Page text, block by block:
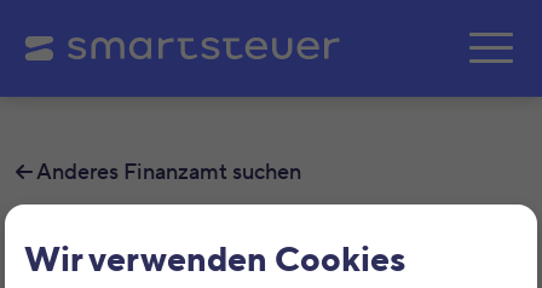
Wir verwenden Cookies
Zum Hauptinhalt
Anderes Finanzamt suchen
Finanzamt München